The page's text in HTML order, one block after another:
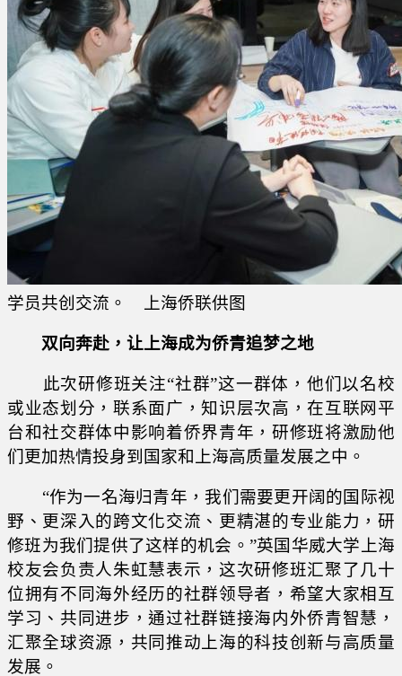
学员共创交流。 上海侨联供图
双向奔赴，让上海成为侨青追梦之地
此次研修班关注“社群”这一群体，他们以名校
或业态划分，联系面广，知识层次高，在互联网平
台和社交群体中影响着侨界青年，研修班将激励他
们更加热情投身到国家和上海高质量发展之中。
“作为一名海归青年，我们需要更开阔的国际视
野、更深入的跨文化交流、更精湛的专业能力，研
修班为我们提供了这样的机会。”英国华威大学上海
校友会负责人朱虹慧表示，这次研修班汇聚了几十
位拥有不同海外经历的社群领导者，希望大家相互
学习、共同进步，通过社群链接海内外侨青智慧，
汇聚全球资源，共同推动上海的科技创新与高质量
发展。